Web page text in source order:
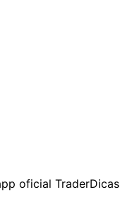
oficial TraderDicas